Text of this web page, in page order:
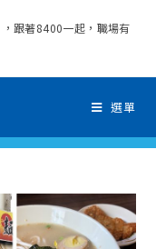
，跟著8400一起，職場有
選單